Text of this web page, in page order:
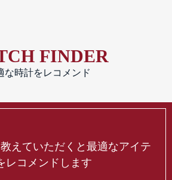
FINDER
な時計をレコメンド
えていただくと最適なアイテ
レコメンドします